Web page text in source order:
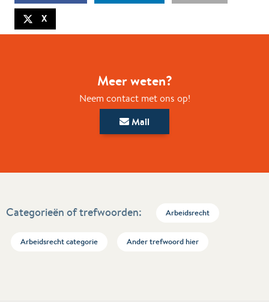
X
Meer weten?
Neem contact met ons op!
Mail
Categorieën of trefwoorden: Arbeidsrecht
Arbeidsrecht categorie Ander trefwoord hier